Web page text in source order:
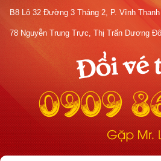
B8 Lô 32 Đường 3 Tháng 2, P. Vĩnh
78 Nguyễn Trung Trực, Thị Trấn Dương